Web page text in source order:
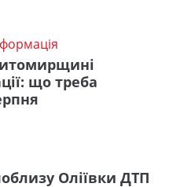
що треба
Оліївки ДТП